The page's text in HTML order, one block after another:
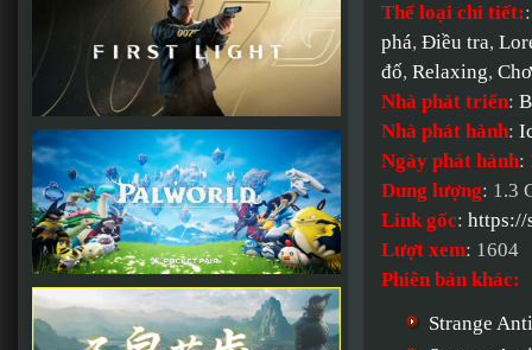
Thể loại chi tiết:
phá, Điều tra,
đố, Relaxing,
Nhà phát triển:
Nhà phát hành:
Ngày phát hành:
Dung lượng: 1.3
Link gốc: https://
Lượt xem: 1604
Phiên bản khác:
Strange